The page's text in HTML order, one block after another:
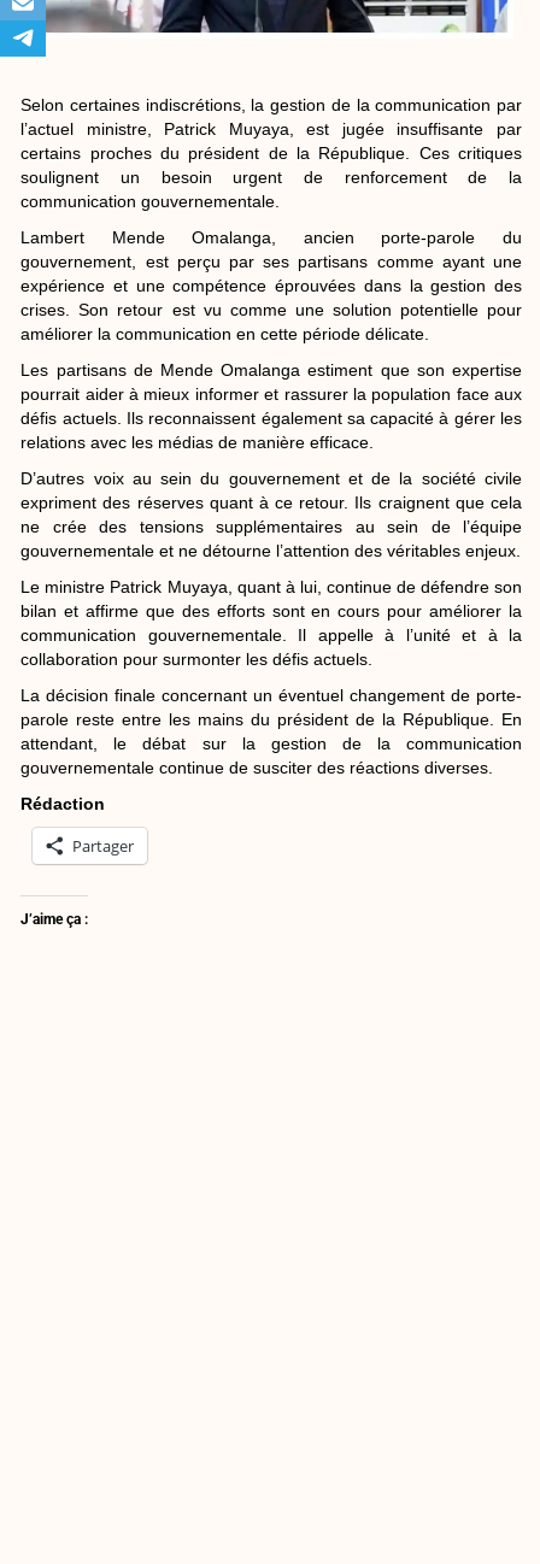
Selon certaines indiscrétions, la gestion de la communication par
l’actuel ministre, Patrick Muyaya, est jugée insuffisante par
certains proches du président de la République. Ces critiques
soulignent un besoin urgent de renforcement de la
communication gouvernementale.
Lambert Mende Omalanga, ancien porte-parole du
gouvernement, est perçu par ses partisans comme ayant une
expérience et une compétence éprouvées dans la gestion des
crises. Son retour est vu comme une solution potentielle pour
améliorer la communication en cette période délicate.
Les partisans de Mende Omalanga estiment que son expertise
pourrait aider à mieux informer et rassurer la population face aux
défis actuels. Ils reconnaissent également sa capacité à gérer les
relations avec les médias de manière efficace.
D’autres voix au sein du gouvernement et de la société civile
expriment des réserves quant à ce retour. Ils craignent que cela
ne crée des tensions supplémentaires au sein de l’équipe
gouvernementale et ne détourne l’attention des véritables enjeux.
Le ministre Patrick Muyaya, quant à lui, continue de défendre son
bilan et affirme que des efforts sont en cours pour améliorer la
communication gouvernementale. Il appelle à l’unité et à la
collaboration pour surmonter les défis actuels.
La décision finale concernant un éventuel changement de porte-
parole reste entre les mains du président de la République. En
attendant, le débat sur la gestion de la communication
gouvernementale continue de susciter des réactions diverses.
Rédaction
Partager
J’aime ça :